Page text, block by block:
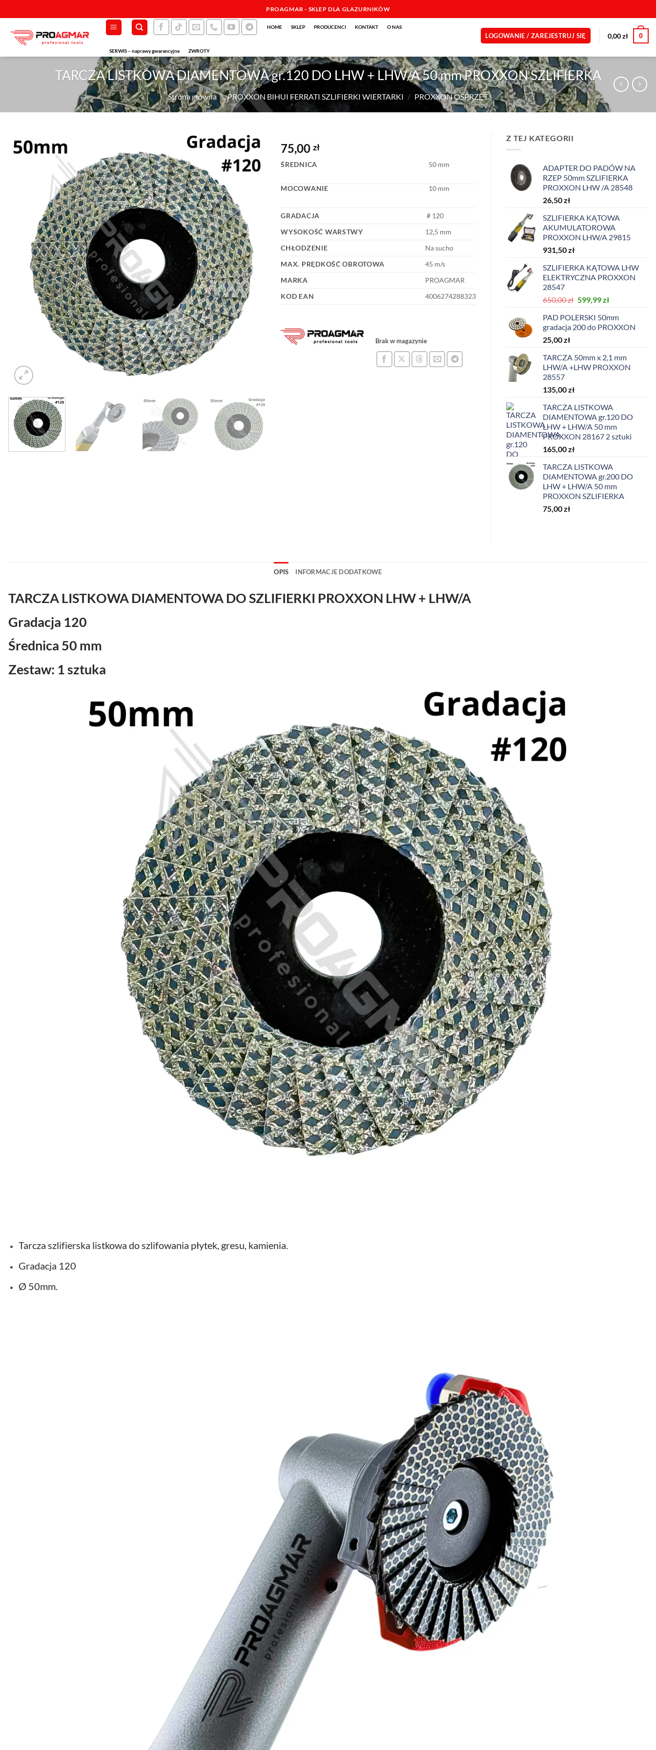
do
zawartości
PROAGMAR - SKLEP DLA GLAZURNIKÒW
HOME SKLEP PRODUCENCI KONTAKT O NAS
SERWIS – naprawy gwarancyjne ZWROTY
LOGOWANIE / ZAREJESTRUJ SIĘ 0,00zł 0
TARCZA LISTKOWA DIAMENTOWA gr.120 DO LHW + LHW/A 50 mm PROXXON SZLIFIERKA
Strona główna / PROXXON BIHUI FERRATI SZLIFIERKI WIERTARKI / PROXXON OSPRZĘT
75,00zł
ŚREDNICA 50 mm
MOCOWANIE 10 mm
GRADACJA
# 120
WYSOKOŚĆ WARSTWY
12,5 mm
CHŁODZENIE
Na sucho
MAX. PRĘDKOŚĆ OBROTOWA
45 m/s
MARKA
PROAGMAR
KOD EAN
4006274288323
Brak w magazynie
Z TEJ KATEGORII
ADAPTER DO PADÓW NA
RZEP 50mm SZLIFIERKA
PROXXON LHW /A 28548
26,50zł
SZLIFIERKA KĄTOWA
AKUMULATOROWA
PROXXON LHW/A 29815
931,50zł
SZLIFIERKA KĄTOWA LHW
ELEKTRYCZNA PROXXON
28547
650,00zł Pierwotna
wynosiła:
650,00 zł.
599,99złAktualna
wynosi:
599,99 zł.
PAD POLERSKI 50mm
gradacja 200 do PROXXON
25,00zł
TARCZA 50mm x 2,1 mm
LHW/A +LHW PROXXON
28557
135,00zł
TARCZA LISTKOWA
DIAMENTOWA gr.120 DO
LHW + LHW/A 50 mm
PROXXON 28167 2 sztuki
165,00zł
TARCZA LISTKOWA
DIAMENTOWA gr.200 DO
LHW + LHW/A 50 mm
PROXXON SZLIFIERKA
75,00zł
OPIS INFORMACJE DODATKOWE
TARCZA LISTKOWA DIAMENTOWA DO SZLIFIERKI PROXXON LHW + LHW/A
Gradacja 120
Średnica 50 mm
Zestaw: 1 sztuka
Tarcza szlifierska listkowa do szlifowania płytek, gresu, kamienia.
Gradacja 120
Ø 50mm.